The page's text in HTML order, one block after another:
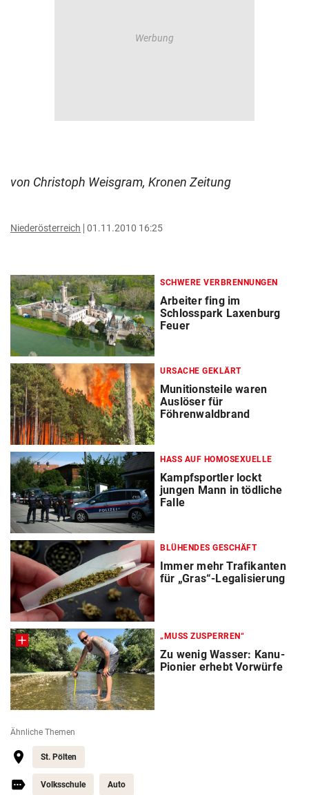
von Christoph Weisgram, Kronen Zeitung
Niederösterreich 01.11.2010 16:25
SCHWERE VERBRENNUNGEN
Arbeiter fing im
Schlosspark Laxenburg
Feuer
URSACHE GEKLÄRT
Munitionsteile waren
Auslöser für
Föhrenwaldbrand
HASS AUF HOMOSEXUELLE
Kampfsportler lockt
jungen Mann in tödliche
Falle
BLÜHENDES GESCHÄFT
Immer mehr Trafikanten
für „Gras“-Legalisierung
„MUSS ZUSPERREN“
Zu wenig Wasser: Kanu-
Pionier erhebt Vorwürfe
Ähnliche Themen
St. Pölten
Volksschule Auto